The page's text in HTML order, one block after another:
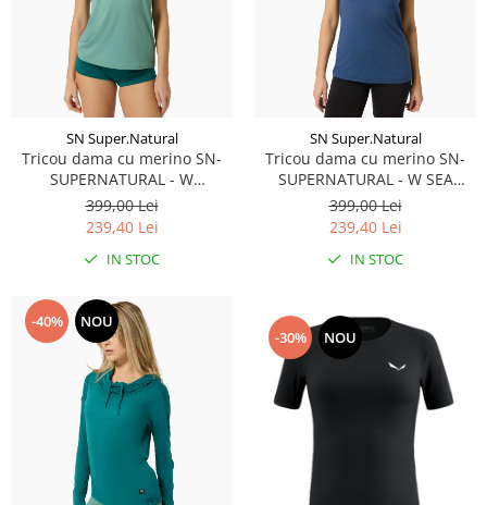
SN Super.Natural
Tricou dama cu merino SN-
SUPERNATURAL - W
ORNAMENT TEE - Lagoon
Green/Pacific/Feather Grey
399,00 Lei
239,40 Lei
IN STOC
SN Super.Natural
Tricou dama cu merino SN-
SUPERNATURAL - W SEA
URCHIN TEE - Ocean
Blue/Various
399,00 Lei
239,40 Lei
IN STOC
-40% NOU
-30% NOU